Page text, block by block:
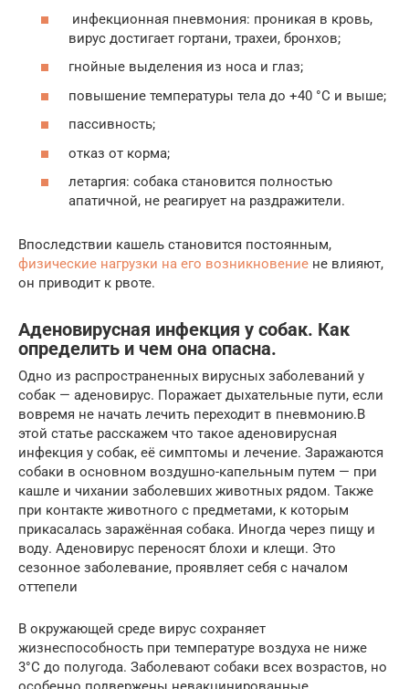
инфекционная пневмония: проникая в кровь,
вирус достигает гортани, трахеи, бронхов;
гнойные выделения из носа и глаз;
повышение температуры тела до +40 °С и выше;
пассивность;
отказ от корма;
летаргия: собака становится полностью
апатичной, не реагирует на раздражители.
Впоследствии кашель становится постоянным,
физические нагрузки на его возникновение не влияют,
он приводит к рвоте.
Аденовирусная инфекция у собак. Как
определить и чем она опасна.
Одно из распространенных вирусных заболеваний у
собак — аденовирус. Поражает дыхательные пути, если
вовремя не начать лечить переходит в пневмонию.В
этой статье расскажем что такое аденовирусная
инфекция у собак, её симптомы и лечение. Заражаются
собаки в основном воздушно-капельным путем — при
кашле и чихании заболевших животных рядом. Также
при контакте животного с предметами, к которым
прикасалась заражённая собака. Иногда через пищу и
воду. Аденовирус переносят блохи и клещи. Это
сезонное заболевание, проявляет себя с началом
оттепели
В окружающей среде вирус сохраняет
жизнеспособность при температуре воздуха не ниже
3°C до полугода. Заболевают собаки всех возрастов, но